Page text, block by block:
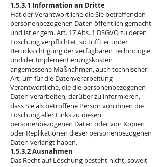
1.5.3.1 Information an Dritte
Hat der Verantwortliche die Sie betreffenden
personenbezogenen Daten öffentlich gemacht
und ist er gem. Art. 17 Abs. 1 DSGVO zu deren
Löschung verpflichtet, so trifft er unter
Berücksichtigung der verfügbaren Technologie
und der Implementierungskosten
angemessene Maßnahmen, auch technischer
Art, um für die Datenverarbeitung
Verantwortliche, die die personenbezogenen
Daten verarbeiten, darüber zu informieren,
dass Sie als betroffene Person von ihnen die
Löschung aller Links zu diesen
personenbezogenen Daten oder von Kopien
oder Replikationen dieser personenbezogenen
Daten verlangt haben.
1.5.3.2 Ausnahmen
Das Recht auf Löschung besteht nicht, soweit